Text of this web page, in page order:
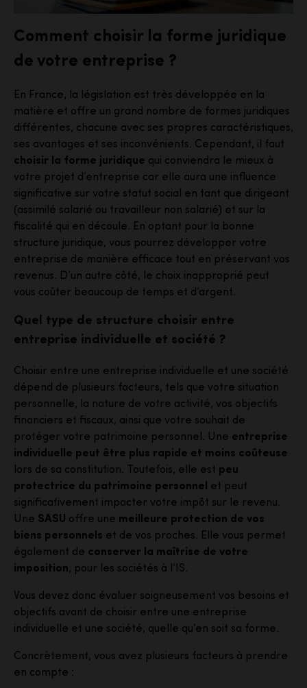
Comment choisir la forme juridique
de votre entreprise ?
En France, la législation est très développée en la
matière et offre un grand nombre de formes juridiques
différentes, chacune avec ses propres caractéristiques,
ses avantages et ses inconvénients. Cependant, il faut
choisir la forme juridique qui conviendra le mieux à
votre projet d’entreprise car elle aura une influence
significative sur votre statut social en tant que dirigeant
(assimilé salarié ou travailleur non salarié) et sur la
fiscalité qui en découle. En optant pour la bonne
structure juridique, vous pourrez développer votre
entreprise de manière efficace tout en préservant vos
revenus. D’un autre côté, le choix inapproprié peut
vous coûter beaucoup de temps et d’argent.
Quel type de structure choisir entre
entreprise individuelle et société ?
Choisir entre une entreprise individuelle et une société
dépend de plusieurs facteurs, tels que votre situation
personnelle, la nature de votre activité, vos objectifs
financiers et fiscaux, ainsi que votre souhait de
protéger votre patrimoine personnel. Une entreprise
individuelle peut être plus rapide et moins coûteuse
lors de sa constitution. Toutefois, elle est peu
protectrice du patrimoine personnel
et peut
significativement impacter votre impôt sur le revenu.
Une SASU offre une meilleure protection de vos
biens personnels et de vos proches. Elle vous permet
également de conserver la maîtrise de votre
imposition, pour les sociétés à l’IS.
Vous devez donc évaluer soigneusement vos besoins et
objectifs avant de choisir entre une entreprise
individuelle et une société, quelle qu’en soit sa forme.
Concrètement, vous avez plusieurs facteurs à prendre
en compte :